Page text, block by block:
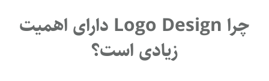
چرا Logo Design دارای اهمیت
زیادی است؟